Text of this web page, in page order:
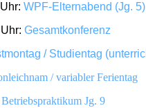
WPF-Elternabend (Jg. 5)
Gesamtkonferenz
/ Studientag
/ variabler Ferientag
Betriebspraktikum Jg. 9